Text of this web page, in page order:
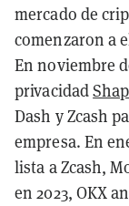
mercado de
comenzaron a
En noviembre
privacidad
Dash y Zcash
empresa. En
lista a Zcash,
en 2023, OKX